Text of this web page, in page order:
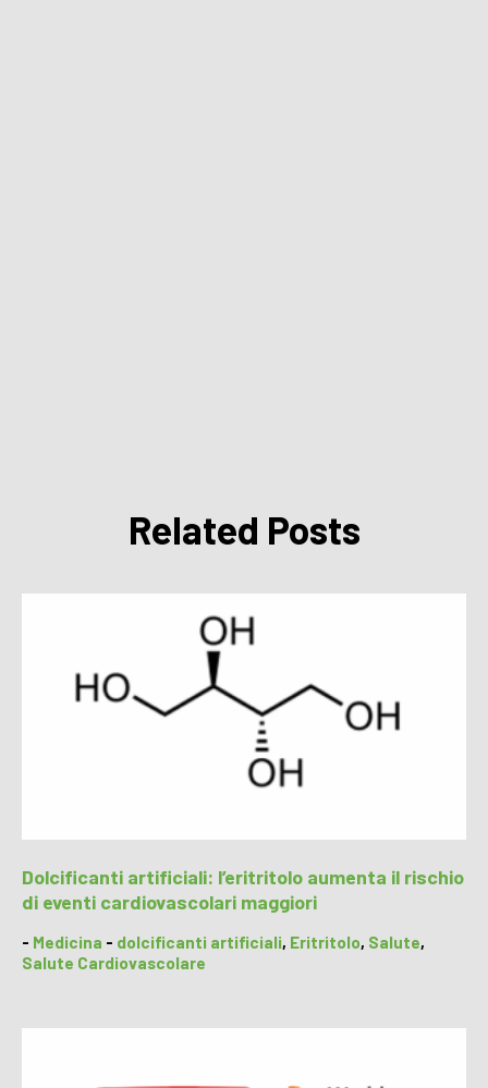
Related Posts
Dolcificanti artificiali: l’eritritolo aumenta il rischio
di eventi cardiovascolari maggiori
- Medicina - dolcificanti artificiali, Eritritolo, Salute,
Salute Cardiovascolare